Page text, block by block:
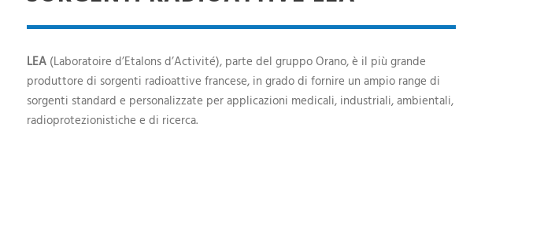
LEA (Laboratoire d’Etalons d’Activité), parte del gruppo Orano, è il più grande
produttore di sorgenti radioattive francese, in grado di fornire un ampio range di
sorgenti standard e personalizzate per applicazioni medicali, industriali, ambientali,
radioprotezionistiche e di ricerca.